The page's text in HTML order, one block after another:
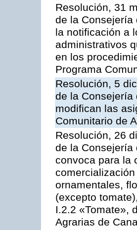
Resolución, 31
de la Consejería
la notificación a
administrativos
en los
Programa
Resolución, 5
de la Consejería
modifican las
Comunitario de
Resolución, 26
de la Consejería
convoca para la
ornamentales,
(excepto
I.2.2 «Tomate»,
Agrarias de